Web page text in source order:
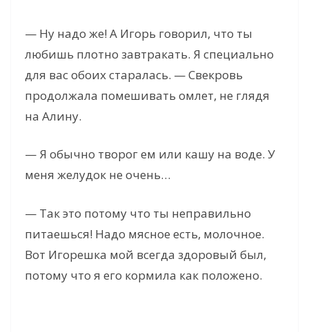
V
i
e
o
— Ну надо же! А Игорь говорил, что ты
любишь плотно завтракать. Я специально
для вас обоих старалась. — Свекровь
продолжала помешивать омлет, не глядя
на Алину.
— Я обычно творог ем или кашу на воде. У
меня желудок не очень…
— Так это потому что ты неправильно
питаешься! Надо мясное есть, молочное.
Вот Игорешка мой всегда здоровый был,
потому что я его кормила как положено.